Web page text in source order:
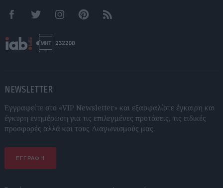
FacebookTwitter InstagramPinterestRSS feeds
NEWSLETTER
Εγγραφείτε στο «VIP Newsletter» και εξασφαλίστε έγκαιρη και
έγκυρη ενημέρωση για τις επιλεγμένες προτάσεις, τις ειδικές
προσφορές αλλά και τους Διαγωνισμούς μας.
ΕΓΓΡΑΦΗ